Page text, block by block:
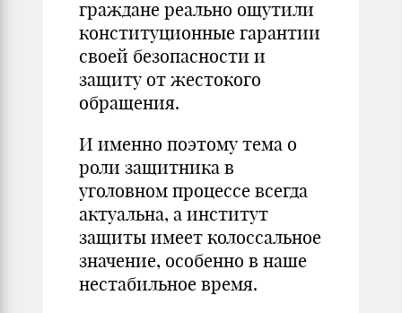
граждане реально ощутили
конституционные гарантии
своей безопасности и
защиту от жестокого
обращения.
И именно поэтому тема о
роли защитника в
уголовном процессе всегда
актуальна, а институт
защиты имеет колоссальное
значение, особенно в наше
нестабильное время.